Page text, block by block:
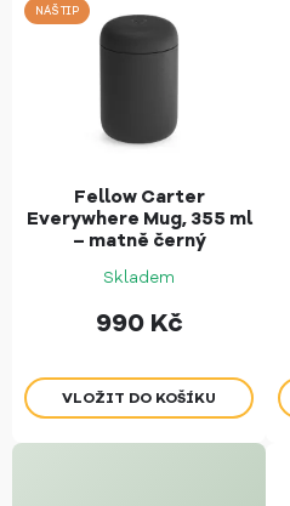
NÁŠ TIP
Fellow Carter
Everywhere Mug, 355 ml
– matně černý
Skladem
990 Kč